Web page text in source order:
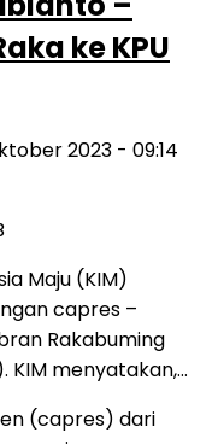
ke KPU
2023 - 09:14
Maju (KIM)
capres –
Rakabuming
KIM menyatakan,…